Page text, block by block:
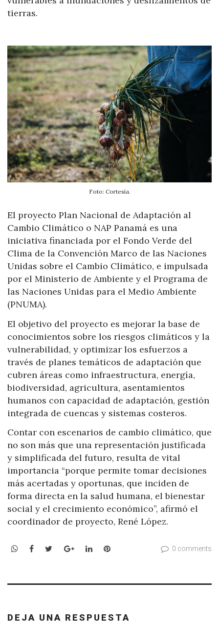
tierras.
Foto: Cortesía.
El proyecto Plan Nacional de Adaptación al
Cambio Climático o NAP Panamá es una
iniciativa financiada por el Fondo Verde del
Clima de la Convención Marco de las Naciones
Unidas sobre el Cambio Climático, e impulsada
por el Ministerio de Ambiente y el Programa de
las Naciones Unidas para el Medio Ambiente
(PNUMA).
El objetivo del proyecto es mejorar la base de
conocimientos sobre los riesgos climáticos y la
vulnerabilidad, y optimizar los esfuerzos a
través de planes temáticos de adaptación que
cubren áreas como infraestructura, energía,
biodiversidad, agricultura, asentamientos
humanos con capacidad de adaptación, gestión
integrada de cuencas y sistemas costeros.
Contar con escenarios de cambio climático, que
no son más que una representación justificada
y simplificada del futuro, resulta de vital
importancia “porque permite tomar decisiones
más acertadas y oportunas, que inciden de
forma directa en la salud humana, el bienestar
social y el crecimiento económico”, afirmó el
coordinador de proyecto, René López.
WhatsApp
Facebook
TwitterGoogle+LinkedInPinterest 0 comments
DEJA UNA RESPUESTA